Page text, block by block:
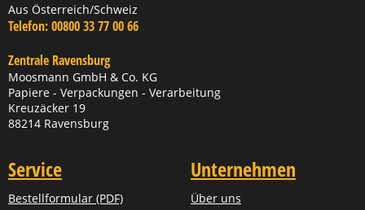
Aus Österreich/Schweiz
Telefon:00800 33 77 00 66
Zentrale Ravensburg
Moosmann GmbH & Co. KG
Papiere - Verpackungen - Verarbeitung
Kreuzäcker 19
88214 Ravensburg
Service
Bestellformular (PDF)
Unternehmen
Über uns